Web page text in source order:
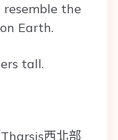
the
Earth.
tall.
西北部